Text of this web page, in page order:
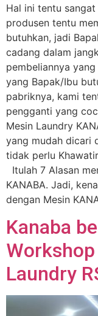
Hal ini tentu
produsen tentu
butuhkan, jadi
cadang dalam
pembeliannya
yang Bapak/Ibu
pabriknya, kami
pengganti yang
Mesin Laundry
yang mudah dicari
tidak perlu
Itulah 7 Alasan
KANABA. Jadi,
dengan Mesin
Kanaba
Laundry